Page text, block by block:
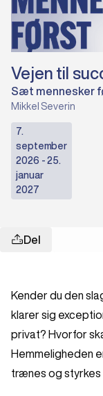
Sæt mennesker
Mikkel Severin
Vejen til
7.
september
2026 - 25.
januar
2027
Del
Kender du den
klarer sig
privat? Hvorfor
Hemmeligheden
trænes og styrkes